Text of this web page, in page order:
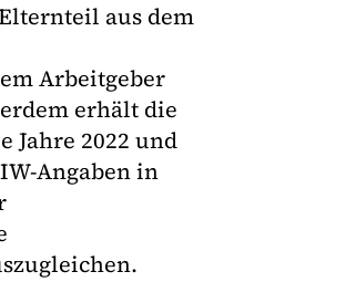
aus dem
Arbeitgeber
erhält die
Jahre 2022 und
Angaben in